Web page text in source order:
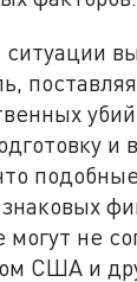
ситуации
и
не
США и